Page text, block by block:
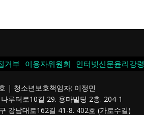
거부 이용자위원회 인터넷신문윤리강령
| 청소년보호책임자: 이정민
루터로10길 29. 용마빌딩 2층. 204-1
강남대로162길 41-8. 402호 (가로수길)